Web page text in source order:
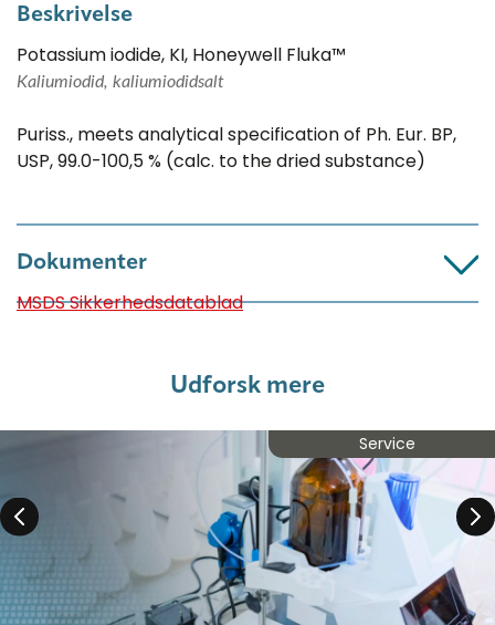
Beskrivelse
Potassium iodide, KI, Honeywell Fluka™
Kaliumiodid, kaliumiodidsalt
Puriss., meets analytical specification of Ph. Eur. BP,
USP, 99.0-100,5 % (calc. to the dried substance)
Dokumenter
MSDS Sikkerhedsdatablad
Udforsk mere
Service